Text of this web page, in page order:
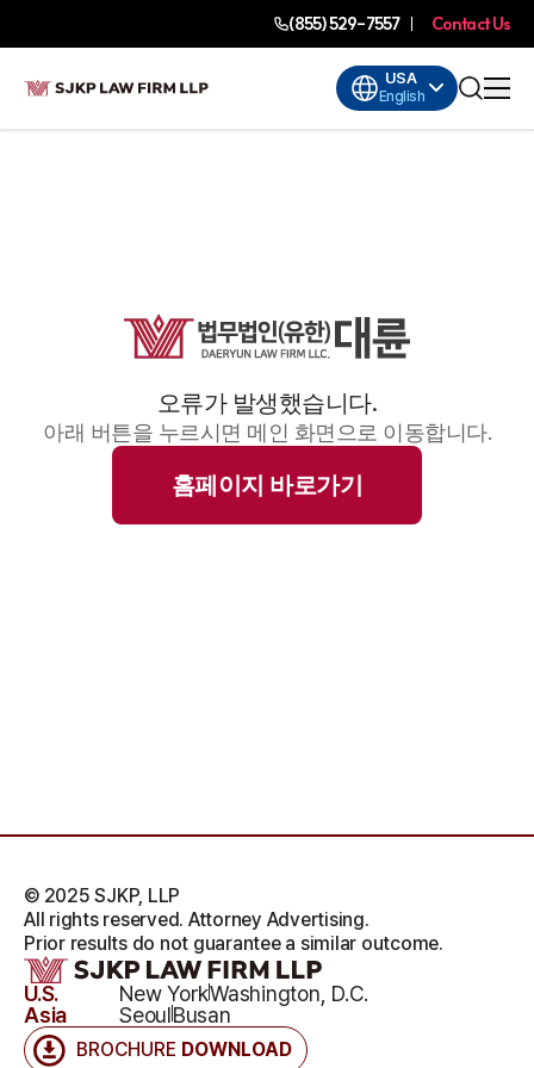
(855) 529-7557 Contact Us
USA
English
오류가 발생했습니다.
아래 버튼을 누르시면 메인 화면으로 이동합니다.
홈페이지 바로가기
BROCHURE DOWNLOAD
U.S. New YorkWashington, D.C.
Asia
SeoulBusan
© 2025 SJKP, LLP
All rights reserved. Attorney Advertising.
Prior results do not guarantee a similar outcome.